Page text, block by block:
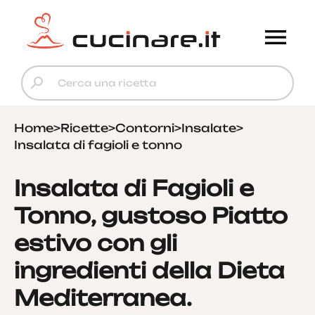
Home>Ricette>Contorni>Insalate>
Insalata di fagioli e tonno
Insalata di Fagioli e
Tonno, gustoso Piatto
estivo con gli
ingredienti della Dieta
Mediterranea.